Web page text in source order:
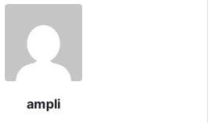
ampli